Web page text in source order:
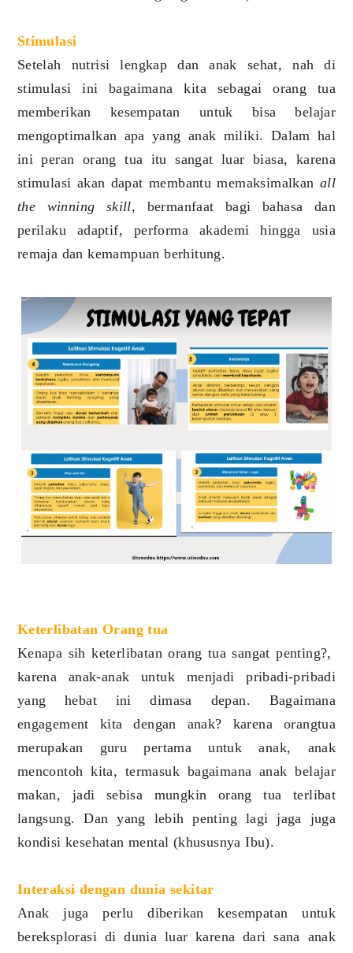
Stimulasi
Setelah nutrisi lengkap dan anak sehat, nah di
stimulasi ini bagaimana kita sebagai orang tua
memberikan kesempatan untuk bisa belajar
mengoptimalkan apa yang anak miliki. Dalam hal
ini peran orang tua itu sangat luar biasa, karena
stimulasi akan dapat membantu memaksimalkan all
the winning skill, bermanfaat bagi bahasa dan
perilaku adaptif, performa akademi hingga usia
remaja dan kemampuan berhitung.
Keterlibatan Orang tua
Kenapa sih keterlibatan orang tua sangat penting?,
karena anak-anak untuk menjadi pribadi-pribadi
yang hebat ini dimasa depan. Bagaimana
engagement kita dengan anak? karena orangtua
merupakan guru pertama untuk anak, anak
mencontoh kita, termasuk bagaimana anak belajar
makan, jadi sebisa mungkin orang tua terlibat
langsung. Dan yang lebih penting lagi jaga juga
kondisi kesehatan mental (khususnya Ibu).
Interaksi dengan dunia sekitar
Anak juga perlu diberikan kesempatan untuk
bereksplorasi di dunia luar karena dari sana anak